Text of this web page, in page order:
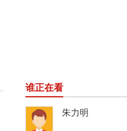
谁正在看
朱力明